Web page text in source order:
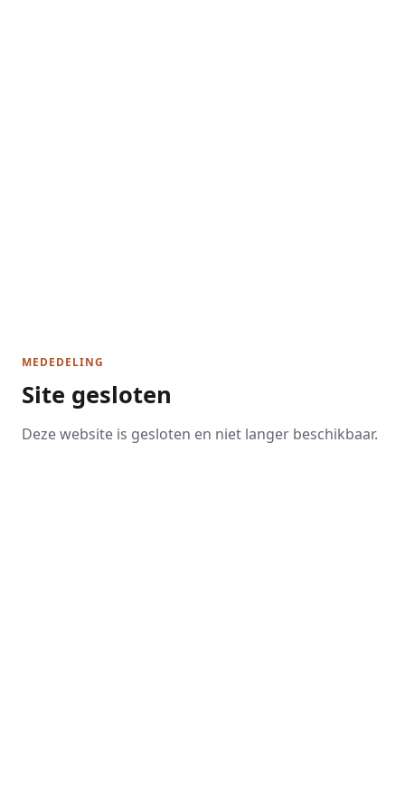
MEDEDELING
Site gesloten
Deze website is gesloten en niet langer beschikbaar.